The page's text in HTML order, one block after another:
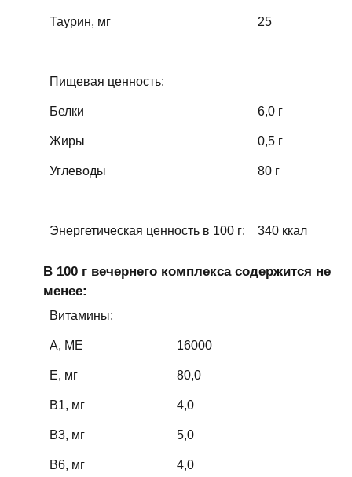
Таурин, мг 25
Пищевая ценность:
Белки 6,0 г
Жиры 0,5 г
Углеводы 80 г
Энергетическая ценность в 100 г: 340 ккал
В 100 г вечернего комплекса содержится не
менее:
Витамины:
А, МЕ 16000
Е, мг 80,0
В1, мг 4,0
В3, мг 5,0
В6, мг 4,0